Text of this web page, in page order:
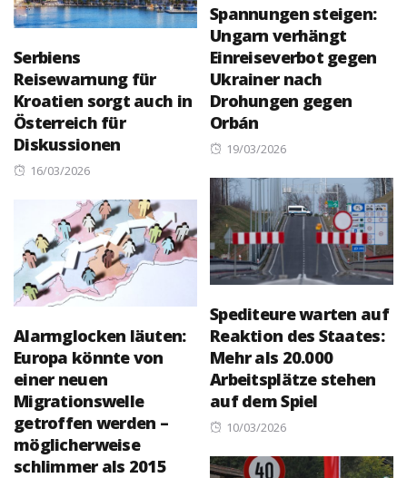
Spannungen steigen:
Ungarn verhängt
Einreiseverbot gegen
Ukrainer nach
Drohungen gegen
Orbán
Posted
19/03/2026
Serbiens
Reisewarnung für
Kroatien sorgt auch in
Österreich für
Diskussionen
Posted
16/03/2026
Spediteure warten auf
Reaktion des Staates:
Mehr als 20.000
Arbeitsplätze stehen
auf dem Spiel
Posted
10/03/2026
Alarmglocken läuten:
Europa könnte von
einer neuen
Migrationswelle
getroffen werden –
möglicherweise
schlimmer als 2015